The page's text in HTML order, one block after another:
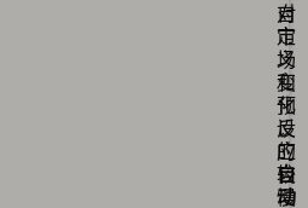
可
对
市
场
变
化
反
应
较
慢
可
自
定
义
和
预
设
的
自
动